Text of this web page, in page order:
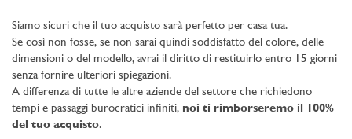
Siamo sicuri che il tuo acquisto sarà perfetto per casa tua.
Se così non fosse, se non sarai quindi soddisfatto del colore, delle
dimensioni o del modello, avrai il diritto di restituirlo entro 15 giorni
senza fornire ulteriori spiegazioni.
A differenza di tutte le altre aziende del settore che richiedono
tempi e passaggi burocratici infiniti, noi ti rimborseremo il 100%
del tuo acquisto.